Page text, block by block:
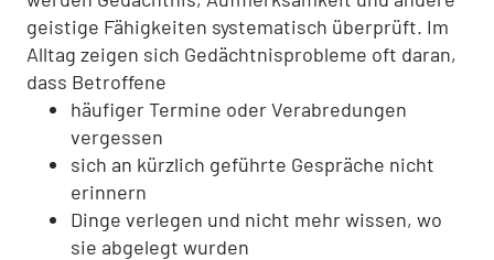
geistige Fähigkeiten systematisch überprüft. Im
Alltag zeigen sich Gedächtnisprobleme oft daran,
dass Betroffene
häufiger Termine oder Verabredungen
vergessen
sich an kürzlich geführte Gespräche nicht
erinnern
Dinge verlegen und nicht mehr wissen, wo
sie abgelegt wurden